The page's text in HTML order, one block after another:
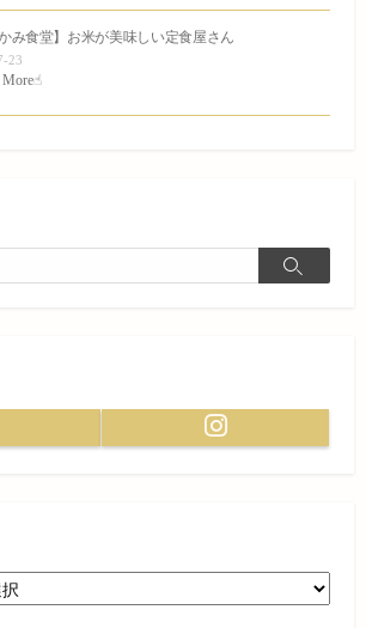
かみ食堂】お米が美味しい定食屋さん
23
More☝︎
検
Instagram